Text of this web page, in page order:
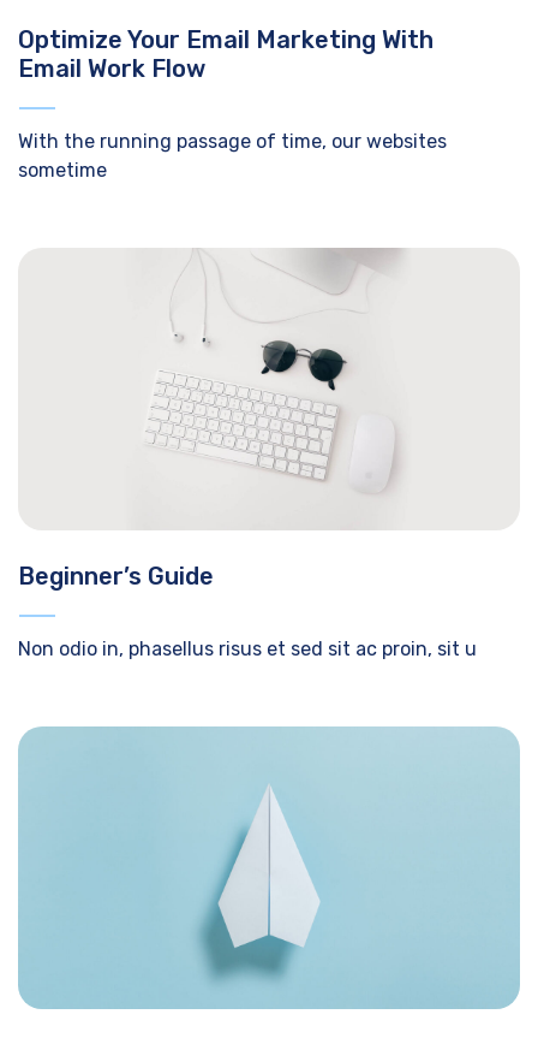
Optimize Your Email Marketing With
Email Work Flow
With the running passage of time, our websites
sometime
Beginner’s Guide
Non odio in, phasellus risus et sed sit ac proin, sit u